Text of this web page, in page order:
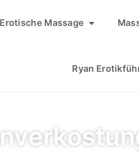
Erotische Massage
Ryan